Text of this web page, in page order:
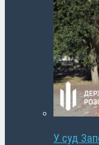
У суд